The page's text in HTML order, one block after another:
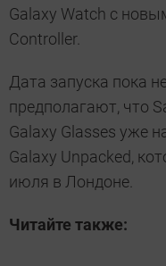
Galaxy Watch с
Controller.
Дата запуска пока
предполагают, что
Galaxy Glasses уже
Galaxy Unpacked,
июля в Лондоне.
Читайте также: